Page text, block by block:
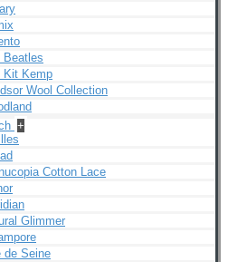
Beatles
Kit Kemp
Wool Collection
+
Cotton Lace
Glimmer
de Seine